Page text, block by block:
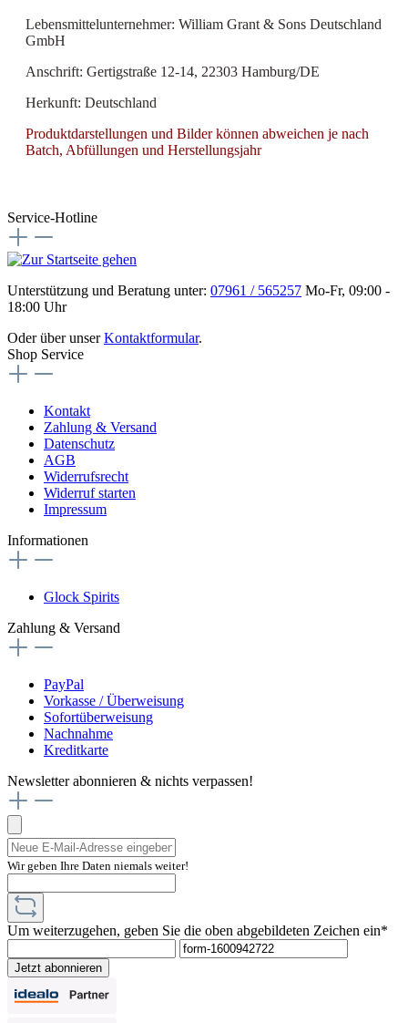
Lebensmittelunternehmer: William Grant & Sons Deutschland
GmbH
Anschrift: Gertigstraße 12-14, 22303 Hamburg/DE
Herkunft: Deutschland
Produktdarstellungen und Bilder können abweichen je nach
Batch, Abfüllungen und Herstellungsjahr
Service-Hotline
Unterstützung und Beratung unter: 07961 / 565257 Mo-Fr, 09:00 -
18:00 Uhr
Oder über unserKontaktformular.
Shop Service
Kontakt
Zahlung & Versand
Datenschutz
AGB
Widerrufsrecht
Widerruf starten
Impressum
Informationen
Glock Spirits
Zahlung & Versand
PayPal
Vorkasse / Überweisung
Sofortüberweisung
Nachnahme
Kreditkarte
Newsletter abonnieren & nichts verpassen!
Wir geben Ihre Daten niemals weiter!
Um weiterzugehen, geben Sie die oben abgebildeten Zeichen ein*
Jetzt abonnieren